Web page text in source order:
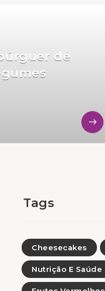
de
Tags
Cheesecakes
Nutrição E Saúde